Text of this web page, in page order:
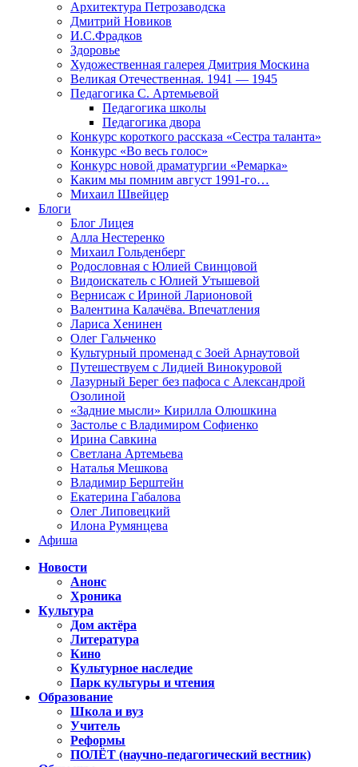
Архитектура Петрозаводска
Дмитрий Новиков
И.С.Фрадков
Здоровье
Художественная галерея Дмитрия Москина
Великая Отечественная. 1941 — 1945
Педагогика С. Артемьевой
Педагогика школы
Педагогика двора
Конкурс короткого рассказа «Сестра таланта»
Конкурс «Во весь голос»
Конкурс новой драматургии «Ремарка»
Каким мы помним август 1991-го…
Михаил Швейцер
Блоги
Блог Лицея
Алла Нестеренко
Михаил Гольденберг
Родословная с Юлией Свинцовой
Видоискатель с Юлией Утышевой
Вернисаж с Ириной Ларионовой
Валентина Калачёва. Впечатления
Лариса Хенинен
Олег Гальченко
Культурный променад с Зоей Арнаутовой
Путешествуем с Лидией Винокуровой
Лазурный Берег без пафоса с Александрой
Озолиной
«Задние мысли» Кирилла Олюшкина
Застолье с Владимиром Софиенко
Ирина Савкина
Светлана Артемьева
Наталья Мешкова
Владимир Берштейн
Екатерина Габалова
Олег Липовецкий
Илона Румянцева
Афиша
Новости
Анонс
Хроника
Культура
Дом актёра
Литература
Кино
Культурное наследие
Парк культуры и чтения
Образование
Школа и вуз
Учитель
Реформы
ПОЛЁТ (научно-педагогический вестник)